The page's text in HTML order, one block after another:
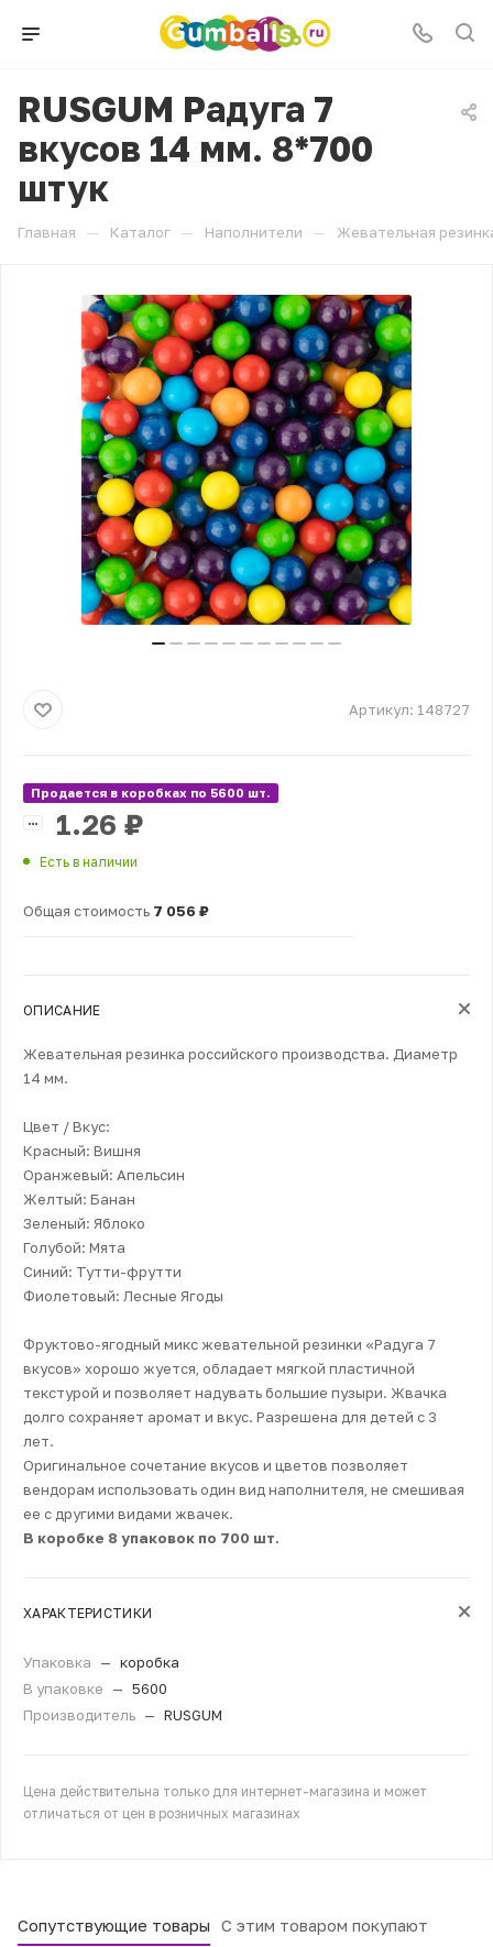
RUSGUM Радуга 7
вкусов 14 мм. 8*700
штук
Главная — Каталог — Наполнители — Жевательная
Артикул: 148727
Продается в коробках по 5600 шт.
1.26 ₽
Есть в наличии
Общая стоимость 7 056 ₽
ОПИСАНИЕ
Жевательная резинка российского производства. Диаметр
14 мм.
Цвет / Вкус:
Красный: Вишня
Оранжевый: Апельсин
Желтый: Банан
Зеленый: Яблоко
Голубой: Мята
Синий: Тутти-фрутти
Фиолетовый: Лесные Ягоды
Фруктово-ягодный микс жевательной резинки «Радуга 7
вкусов» хорошо жуется, обладает мягкой пластичной
текстурой и позволяет надувать большие пузыри. Жвачка
долго сохраняет аромат и вкус. Разрешена для детей с 3
лет.
Оригинальное сочетание вкусов и цветов позволяет
вендорам использовать один вид наполнителя, не смешивая
ее с другими видами жвачек.
В коробке 8 упаковок по 700 шт.
ХАРАКТЕРИСТИКИ
Упаковка — коробка
В упаковке
— 5600
Производитель — RUSGUM
Цена действительна только для интернет-магазина и может
отличаться от цен в розничных магазинах
Сопутствующие товары С этим товаром покупают